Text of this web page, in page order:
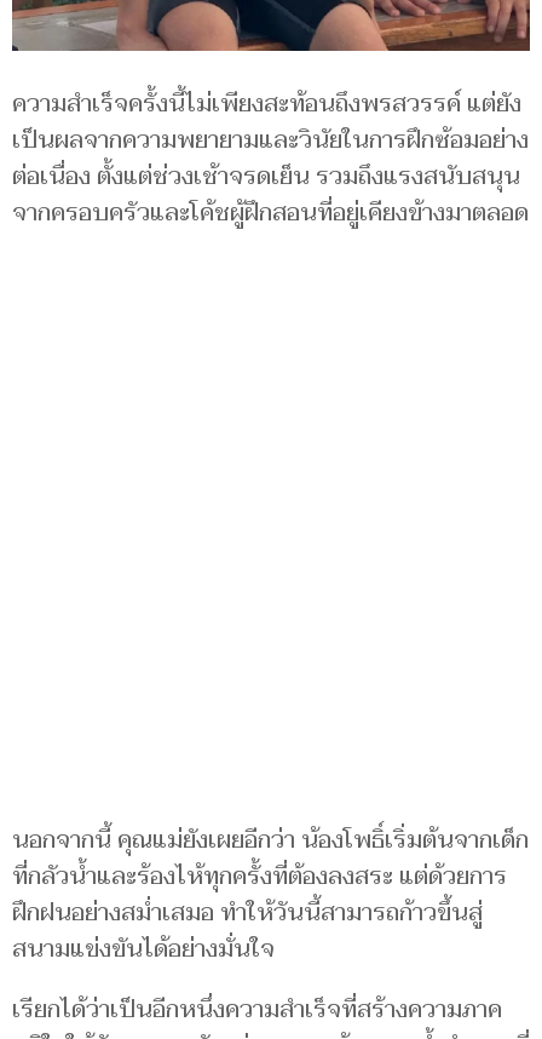
ความสำเร็จครั้งนี้ไม่เพียงสะท้อนถึงพรสวรรค์ แต่ยัง
เป็นผลจากความพยายามและวินัยในการฝึกซ้อมอย่าง
ต่อเนื่อง ตั้งแต่ช่วงเช้าจรดเย็น รวมถึงแรงสนับสนุน
จากครอบครัวและโค้ชผู้ฝึกสอนที่อยู่เคียงข้างมาตลอด
นอกจากนี้ คุณแม่ยังเผยอีกว่า น้องโพธิ์เริ่มต้นจากเด็ก
ที่กลัวน้ำและร้องไห้ทุกครั้งที่ต้องลงสระ แต่ด้วยการ
ฝึกฝนอย่างสม่ำเสมอ ทำให้วันนี้สามารถก้าวขึ้นสู่
สนามแข่งขันได้อย่างมั่นใจ
เรียกได้ว่าเป็นอีกหนึ่งความสำเร็จที่สร้างความภาค